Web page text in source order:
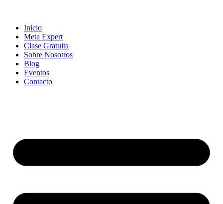
Inicio
Meta Expert
Clase Gratuita
Sobre Nosotros
Blog
Eventos
Contacto